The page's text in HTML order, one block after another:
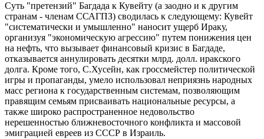
Суть "претензий" Багдада к Кувейту (а заодно и к другим
странам - членам ССАГПЗ) сводилась к следующему: Кувейт
"систематически и умышленно" наносит ущерб Ираку,
организуя "экономическую агрессию" путем понижения цен
на нефть, что вызывает финансовый кризис в Багдаде,
отказывается аннулировать десятки млрд. долл. иракского
долга. Кроме того, С.Хусейн, как гроссмейстер политической
игры и пропаганды, умело использовал неприязнь народных
масс региона к государственным системам, позволяющим
правящим семьям присваивать национальные ресурсы, а
также широко распространенное недовольство
нерешенностью ближневосточного конфликта и массовой
эмиграцией евреев из СССР в Израиль.